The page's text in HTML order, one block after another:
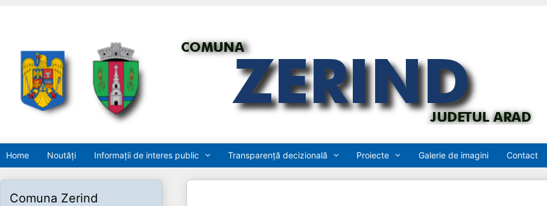
Home Noutăți Informații de interes public Transparență decizională Proiecte Galerie de imagini Contact
Comuna Zerind